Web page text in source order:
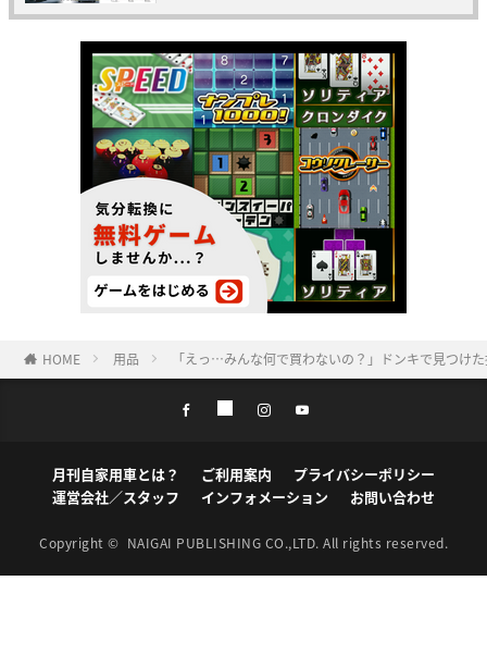
HOME 用品 「えっ…みんな何で買わないの？」ドンキで見つけ
月刊自家用車とは？ ご利用案内
プライバシーポリシー
運営会社／スタッフ
インフォメーション お問い合わせ
Copyright © NAIGAI PUBLISHING CO.,LTD. All rights reserved.